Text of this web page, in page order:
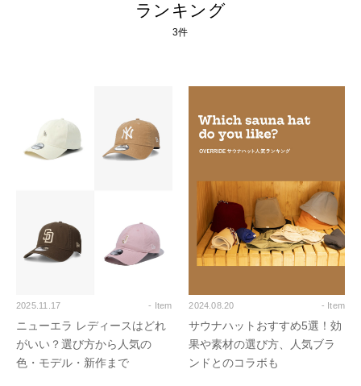
ランキング
3件
2025.11.17 - Item
ニューエラ レディースはどれ
がいい？選び方から人気の
色・モデル・新作まで
2024.08.20 - Item
サウナハットおすすめ5選！効
果や素材の選び方、人気ブラ
ンドとのコラボも